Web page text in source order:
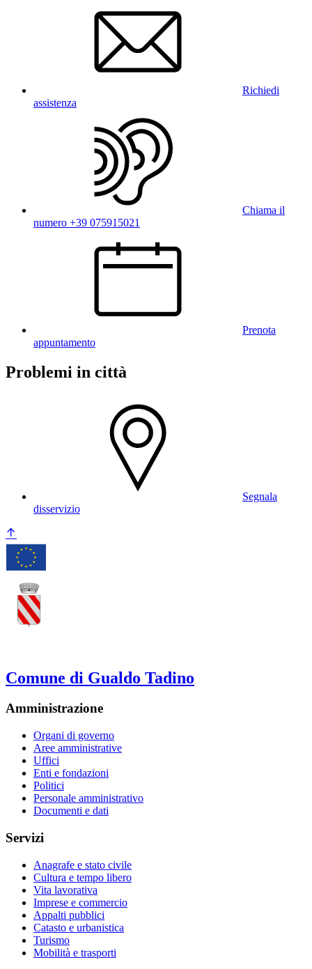
Richiedi
assistenza
Chiama il
numero +39 075915021
Prenota
appuntamento
Problemi in città
Segnala
disservizio
Comune di Gualdo Tadino
Amministrazione
Organi di governo
Aree amministrative
Uffici
Enti e fondazioni
Politici
Personale amministrativo
Documenti e dati
Servizi
Anagrafe e stato civile
Cultura e tempo libero
Vita lavorativa
Imprese e commercio
Appalti pubblici
Catasto e urbanistica
Turismo
Mobilità e trasporti